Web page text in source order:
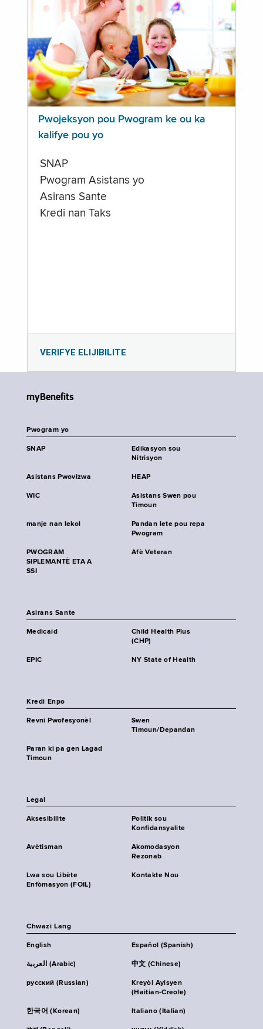
Pwojeksyon pou Pwogram ke ou ka
kalifye pou yo
SNAP
Pwogram Asistans yo
Asirans Sante
Kredi nan Taks
VERIFYE ELIJIBILITE
myBenefits
Pwogram yo
SNAP
Edikasyon sou
Nitrisyon
Asistans Pwovizwa HEAP
WIC
Asistans Swen pou
Timoun
manje nan lekol
Pandan lete pou repa
Pwogram
PWOGRAM
SIPLEMANTÈ ETA A
SSI
Afè Veteran
Asirans Sante
Medicaid
Child Health Plus
(CHP)
EPIC NY State of Health
Kredi Enpo
Revni Pwofesyonèl
Swen
Timoun/Depandan
Paran ki pa gen Lagad
Timoun
Legal
Aksesibilite
Politik sou
Konfidansyalite
Avètisman
Akomodasyon
Rezonab
Lwa sou Libète
Enfòmasyon (FOIL)
Kontakte Nou
Chwazi Lang
English Español (Spanish)
العربية (Arabic) 中文 (Chinese)
русский (Russian)
Kreyòl Ayisyen
(Haitian-Creole)
한국어 (Korean) Italiano (Italian)